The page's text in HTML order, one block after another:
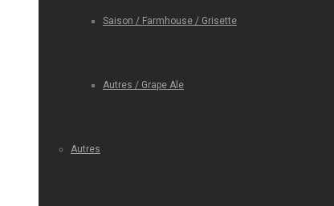
Saison / Farmhouse / Grisette
Autres / Grape Ale
Autres